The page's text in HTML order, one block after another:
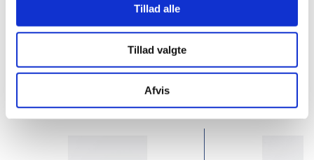
Tillad alle
Tillad valgte
Afvis
Buy now
Min. purchase of 10 Pcs required
Min. purchase of